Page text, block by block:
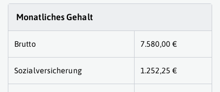
Monatliches Gehalt
Brutto 7.580,00 €
Sozialversicherung 1.252,25 €